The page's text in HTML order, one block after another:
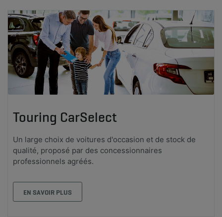
Touring CarSelect
Un large choix de voitures d'occasion et de stock de
qualité, proposé par des concessionnaires
professionnels agréés.
EN SAVOIR PLUS